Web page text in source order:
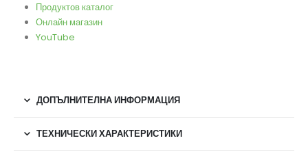
Продуктов каталог
Онлайн магазин
YouTube
ДОПЪЛНИТЕЛНА ИНФОРМАЦИЯ
ТЕХНИЧЕСКИ ХАРАКТЕРИСТИКИ